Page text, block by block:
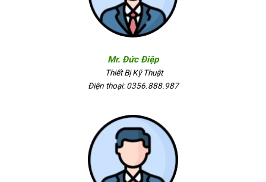
Mr. Đức Điệp
Thiết Bị Kỹ Thuật
Điện thoại: 0356.888.987